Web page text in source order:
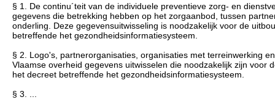
§ 1. De continu´teit van de individuele preventieve zorg- en
gegevens die betrekking hebben op het zorgaanbod, tussen
onderling. Deze gegevensuitwisseling is noodzakelijk voor de
betreffende het gezondheidsinformatiesysteem.
§ 2. Logo's, partnerorganisaties, organisaties met terreinwerking
Vlaamse overheid gegevens uitwisselen die noodzakelijk zijn
het decreet betreffende het gezondheidsinformatiesysteem.
§ 3. ...